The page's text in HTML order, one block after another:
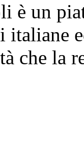
è un
che la